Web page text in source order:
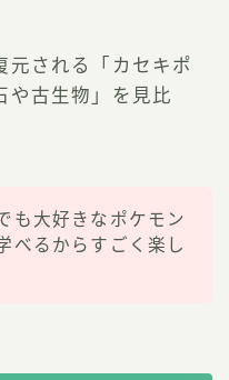
元される「カセキポ
や古生物」を見比
も大好きなポケモン
べるからすごく楽し